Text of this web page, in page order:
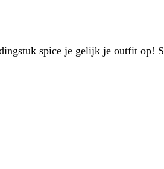
spice je gelijk je outfit op!